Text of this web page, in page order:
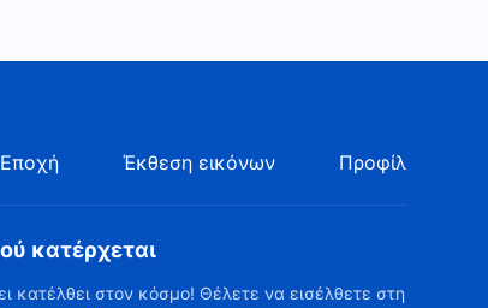
Έκθεση εικόνων Προφίλ
κατέρχεται
κατέλθει στον κόσμο! Θέλετε να εισέλθετε στη